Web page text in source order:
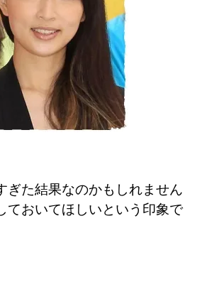
ぎた結果なのかもしれません
ておいてほしいという印象で